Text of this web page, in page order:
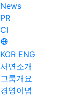
News
PR
CI
KOR ENG
서연소개
그룹개요
경영이념